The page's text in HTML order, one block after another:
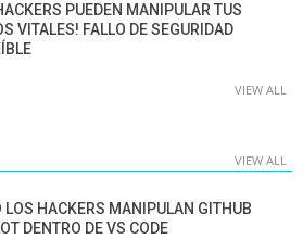
PUEDEN MANIPULAR TUS
VITALES! FALLO DE SEGURIDAD
VIEW ALL
VIEW ALL
LOS HACKERS MANIPULAN GITHUB
DENTRO DE VS CODE